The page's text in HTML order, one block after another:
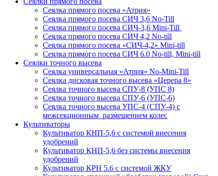
Сеялка прямого посева «Атрия»
Сеялка прямого посева СИЧ 3,6 No-Till
Сеялка прямого посева СИЧ-3,6 Mini-Till
Сеялка прямого посева СИЧ 4,2 No-till
Сеялка прямого посева «СИЧ-4,2» Mini-till
Сеялка прямого посева СИЧ 6.0 No-till, Mini-till
Сеялки точного высева
Сеялка универсальная «Атрия» No-Mini-Till
Сеялка дисковая точного высева «Церера 8»
Сеялка точного высева СПУ-8 (УПС 8)
Сеялка точного высева СПУ-6 (УПС-6)
Сеялка точного высева УПС-4 (СПУ-4) с
межсекционным размещением колес
Культиваторы
Культиватор КНП-5,6 с системой внесения
удобрений
Культиватор КНП-5,6 без системы внесения
удобрений
Культиватор КРН 5.6 с системой ЖКУ